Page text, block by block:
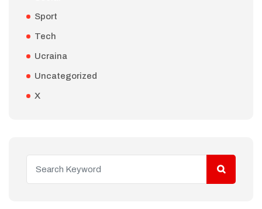
Sport
Tech
Ucraina
Uncategorized
X